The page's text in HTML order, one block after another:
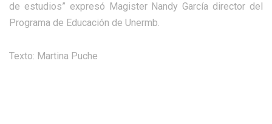
de estudios” expresó Magister Nandy García director del
Programa de Educación de Unermb.
Texto: Martina Puche